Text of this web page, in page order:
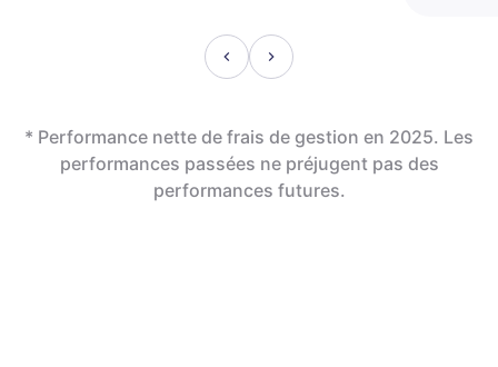
* Performance nette de frais de gestion en 2025. Les
performances passées ne préjugent pas des
performances futures.